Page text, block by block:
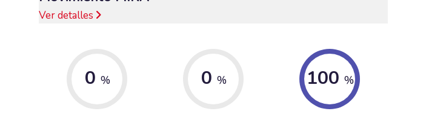
Ver detalles
0 % 0 % 100 %